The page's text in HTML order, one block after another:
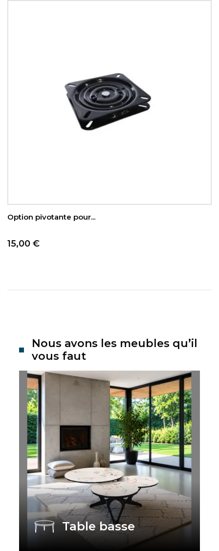
Option pivotante pour...
Prix
15,00 €
Nous avons les meubles qu’il
vous faut
Table basse